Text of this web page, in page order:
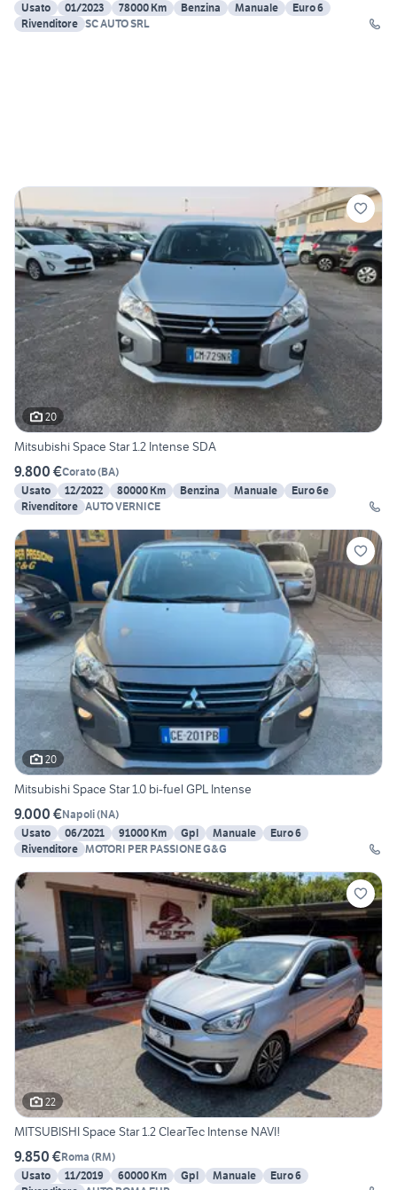
Usato
01/2023 78000 Km Benzina Manuale
Euro 6
Rivenditore SC AUTO SRL
20
Mitsubishi Space Star 1.2 Intense SDA
9.800 €Corato(BA)
Usato
12/2022 80000 Km Benzina Manuale
Euro 6e
Rivenditore AUTO VERNICE
20
Mitsubishi Space Star 1.0 bi-fuel GPL Intense
9.000 €Napoli(NA)
Usato
06/2021 91000 Km Gpl Manuale
Euro 6
Rivenditore MOTORI PER PASSIONE G&G
22
MITSUBISHI Space Star 1.2 ClearTec Intense NAVI!
9.850 €Roma (RM)
Usato
11/2019 60000 Km Gpl Manuale
Euro 6